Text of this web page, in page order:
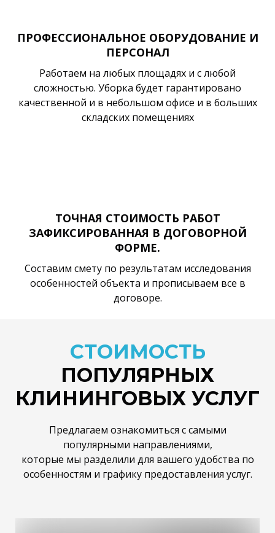
ПРОФЕССИОНАЛЬНОЕ ОБОРУДОВАНИЕ И
ПЕРСОНАЛ
Работаем на любых площадях и с любой
сложностью. Уборка будет гарантировано
качественной и в небольшом офисе и в больших
складских помещениях
ТОЧНАЯ СТОИМОСТЬ РАБОТ
ЗАФИКСИРОВАННАЯ В ДОГОВОРНОЙ
ФОРМЕ.
Составим смету по результатам исследования
особенностей объекта и прописываем все в
договоре.
СТОИМОСТЬ
ПОПУЛЯРНЫХ
КЛИНИНГОВЫХ УСЛУГ
Предлагаем ознакомиться с самыми
популярными направлениями,
которые мы разделили для вашего удобства по
особенностям и графику предоставления услуг.